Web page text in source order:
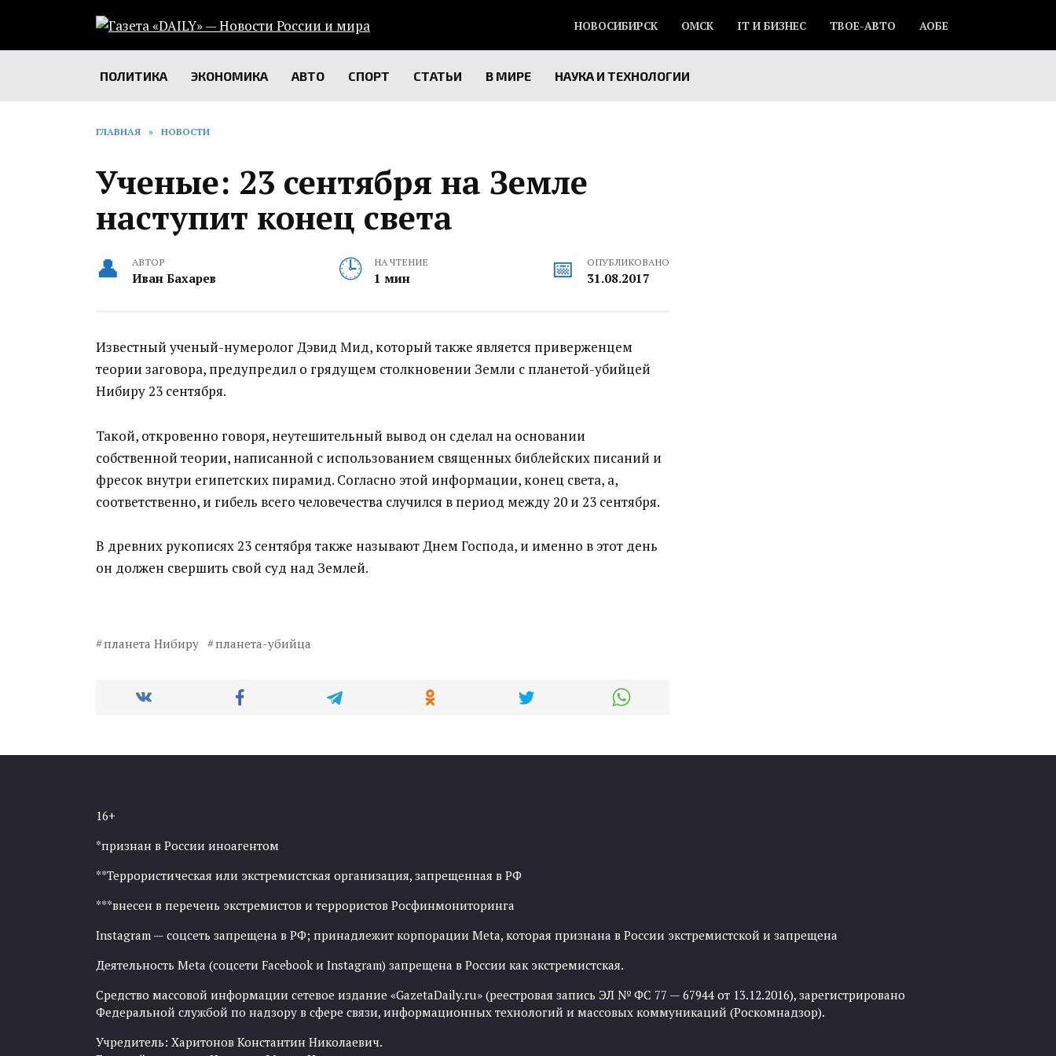
содержанию
НОВОСИБИРСК ОМСК IT И БИЗНЕС ТВОЕ-АВТО АОБЕ
ПОЛИТИКА ЭКОНОМИКА АВТО СПОРТ СТАТЬИ В МИРЕ НАУКА И ТЕХНОЛОГИИ
ГЛАВНАЯ » НОВОСТИ
Ученые: 23 сентября на Земле
наступит конец света
АВТОР
Иван Бахарев
НА ЧТЕНИЕ
1 мин
ОПУБЛИКОВАНО
31.08.2017
Известный ученый-нумеролог Дэвид Мид, который также является приверженцем
теории заговора, предупредил о грядущем столкновении Земли с планетой-убийцей
Нибиру 23 сентября.
Такой, откровенно говоря, неутешительный вывод он сделал на основании
собственной теории, написанной с использованием священных библейских писаний и
фресок внутри египетских пирамид. Согласно этой информации, конец света, а,
соответственно, и гибель всего человечества случился в период между 20 и 23 сентября.
В древних рукописях 23 сентября также называют Днем Господа, и именно в этот день
он должен свершить свой суд над Землей.
планета Нибиру планета-убийца
16+
*признан в России иноагентом
**Террористическая или экстремистская организация, запрещенная в РФ
***внесен в перечень экстремистов и террористов Росфинмониторинга
Instagram — соцсеть запрещена в РФ; принадлежит корпорации Meta, которая признана в России экстремистской и запрещена
Деятельность Meta (соцсети Facebook и Instagram) запрещена в России как экстремистская.
Средство массовой информации сетевое издание «GazetaDaily.ru» (реестровая запись ЭЛ № ФС 77 — 67944 от 13.12.2016), зарегистрировано
Федеральной службой по надзору в сфере связи, информационных технологий и массовых коммуникаций (Роскомнадзор).
Учредитель: Харитонов Константин Николаевич.